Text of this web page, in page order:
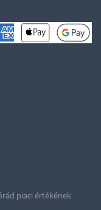
piaci értékének